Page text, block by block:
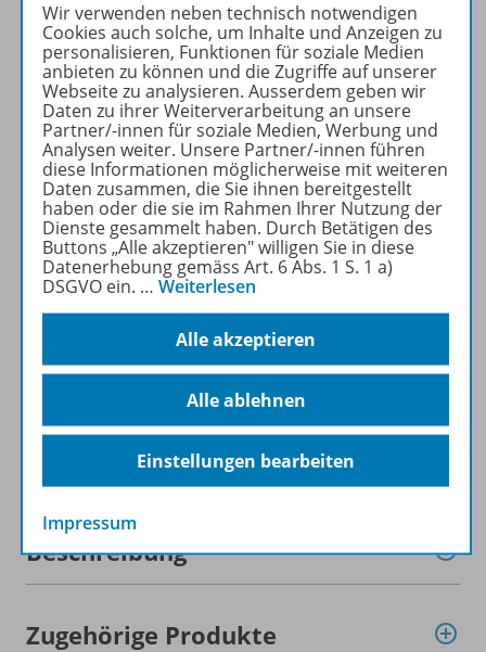
Produktinformationen
Beschreibung
Zugehörige Produkte
Wir verwenden neben technisch notwendigen
Cookies auch solche, um Inhalte und Anzeigen zu
personalisieren, Funktionen für soziale Medien
anbieten zu können und die Zugriffe auf unserer
Webseite zu analysieren. Ausserdem geben wir
Daten zu ihrer Weiterverarbeitung an unsere
Partner/-innen für soziale Medien, Werbung und
Analysen weiter. Unsere Partner/-innen führen
diese Informationen möglicherweise mit weiteren
Daten zusammen, die Sie ihnen bereitgestellt
haben oder die sie im Rahmen Ihrer Nutzung der
Dienste gesammelt haben. Durch Betätigen des
Buttons „Alle akzeptieren" willigen Sie in diese
Datenerhebung gemäss Art. 6 Abs. 1 S. 1 a)
DSGVO ein. … Weiterlesen
Alle akzeptieren
Alle ablehnen
Einstellungen bearbeiten
Impressum